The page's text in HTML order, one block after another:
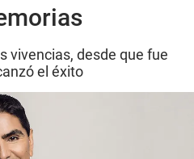
vivencias, desde que fue
el éxito